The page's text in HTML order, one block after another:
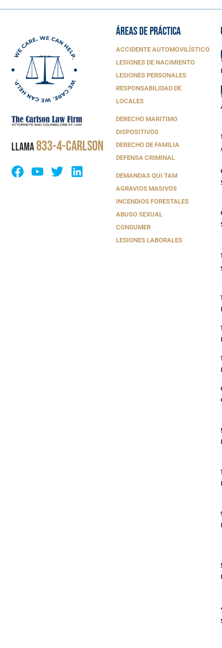
LLAMA833-4-CARLSON
ÁREAS DE PRÁCTICA
ACCIDENTE AUTOMOVILÍSTICO
LESIONES DE NACIMIENTO
LESIONES PERSONALES
RESPONSABILIDAD DE
LOCALES
DERECHO MARITIMO
DISPOSITIVOS
DERECHO DE FAMILIA
DEFENSA CRIMINAL
DEMANDAS QUI TAM
AGRAVIOS MASIVOS
INCENDIOS FORESTALES
ABUSO SEXUAL
CONSUMER
LESIONES LABORALES